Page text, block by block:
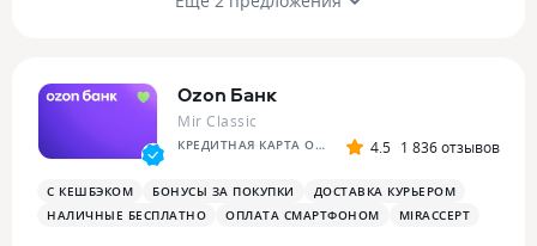
Ozon Банк
Mir Classic
КРЕДИТНАЯ КАРТА OZON 4.5 1 836 отзывов
С КЕШБЭКОМ БОНУСЫ ЗА ПОКУПКИ
ДОСТАВКА КУРЬЕРОМ
НАЛИЧНЫЕ БЕСПЛАТНО
ОПЛАТА СМАРТФОНОМ MIRACCEPT